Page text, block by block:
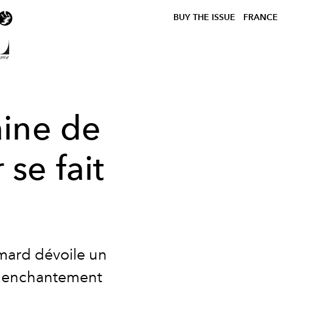
BUY THE ISSUE FRANCE
de
se fait
dévoile un